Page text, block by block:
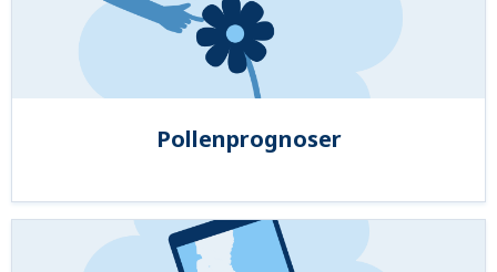
Pollenprognoser